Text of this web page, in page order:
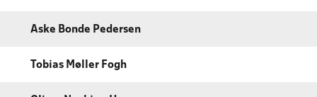
Aske Bonde Pedersen
Tobias Møller Fogh